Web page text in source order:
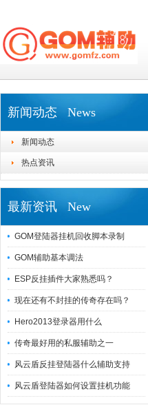
新闻动态 News
新闻动态
热点资讯
最新资讯 New
GOM登陆器挂机回收脚本录制
GOM辅助基本调法
ESP反挂插件大家熟悉吗？
现在还有不封挂的传奇存在吗？
Hero2013登录器用什么
传奇最好用的私服辅助之一
风云盾反挂登陆器什么辅助支持
风云盾登陆器如何设置挂机功能